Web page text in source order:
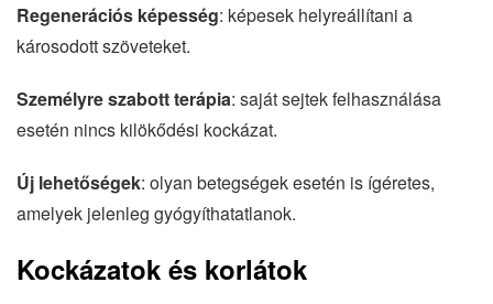
Regenerációs képesség: képesek helyreállítani a
károsodott szöveteket.
Személyre szabott terápia: saját sejtek felhasználása
esetén nincs kilökődési kockázat.
Új lehetőségek: olyan betegségek esetén is ígéretes,
amelyek jelenleg gyógyíthatatlanok.
Kockázatok és korlátok